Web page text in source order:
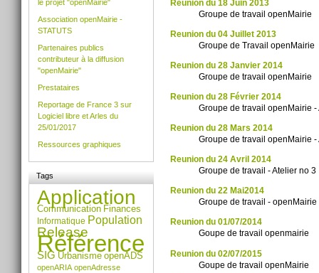
le projet "openMairie"
Association openMairie -
STATUTS
Partenaires publics
contributeur à la diffusion
"openMairie"
Prestataires
Reportage de France 3 sur
Logiciel libre et Arles du
25/01/2017
Ressources graphiques
Tags
Application
Communication Finances
Informatique Population
Release
Référence
SIG Urbanisme openADS
openARIA openAdresse
Reunion du 18 Juin 2013
Groupe de travail openMairie
Reunion du 04 Juillet 2013
Groupe de Travail openMairie
Reunion du 28 Janvier 2014
Groupe de travail openMairie
Reunion du 28 Février 2014
Groupe de travail openMairie
Reunion du 28 Mars 2014
Groupe de travail openMairie
Reunion du 24 Avril 2014
Groupe de travail - Atelier no 3
Reunion du 22 Mai2014
Groupe de travail - openMairie
Reunion du 01/07/2014
Goupe de travail openmairie
Reunion du 02/07/2015
Goupe de travail openMairie